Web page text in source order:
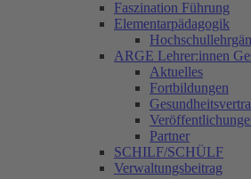
Faszination Führung
Elementarpädagogik
ARGE Lehrer:innen
Aktuelles
Fortbildungen
Partner
SCHILF/SCHÜLF
Verwaltungsbeitrag